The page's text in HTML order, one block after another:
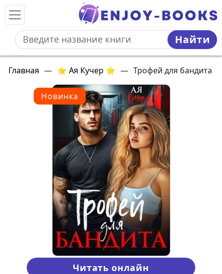
Найти
Главная — ⭐ Ая Кучер ⭐ — Трофей для бандита
Новинка
Читать онлайн